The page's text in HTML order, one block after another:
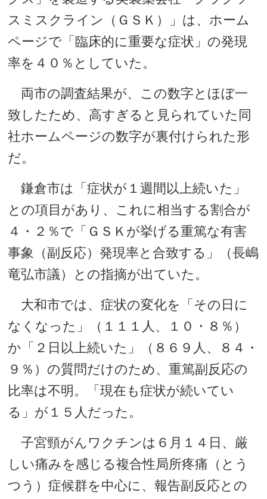
スミスクライン（ＧＳＫ）」は、ホーム
ページで「臨床的に重要な症状」の発現
率を４０％としていた。
両市の調査結果が、この数字とほぼ一
致したため、高すぎると見られていた同
社ホームページの数字が裏付けられた形
だ。
鎌倉市は「症状が１週間以上続いた」
との項目があり、これに相当する割合が
４・２％で「ＧＳＫが挙げる重篤な有害
事象（副反応）発現率と合致する」（長嶋
竜弘市議）との指摘が出ていた。
大和市では、症状の変化を「その日に
なくなった」（１１１人、１０・８％）
か「２日以上続いた」（８６９人、８４・
９％）の質問だけのため、重篤副反応の
比率は不明。「現在も症状が続いてい
る」が１５人だった。
子宮頸がんワクチンは６月１４日、厳
しい痛みを感じる複合性局所疼痛（とう
つう）症候群を中心に、報告副反応との